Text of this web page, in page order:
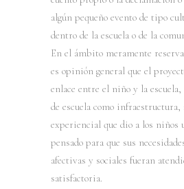
algún pequeño evento de tipo
dentro de la escuela o de la
En el ámbito meramente
es opinión general que el
enlace entre el niño y la
de escuela como
experiencial que dio a los niños
pensado para que sus
afectivas y sociales fueran
satisfactoria.